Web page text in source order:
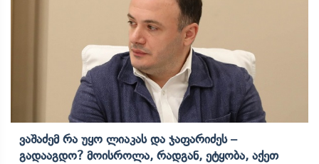
Ვაშაძემ Რა Უყო Ლიაკას Და Ჯაფარიძეს –
Გადააგდო? Მოისროლა, Რადგან, Ეტყობა, Აქეთ